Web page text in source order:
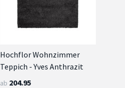
Hochflor Wohnzimmer
Teppich - Yves Anthrazit
ab 204.95